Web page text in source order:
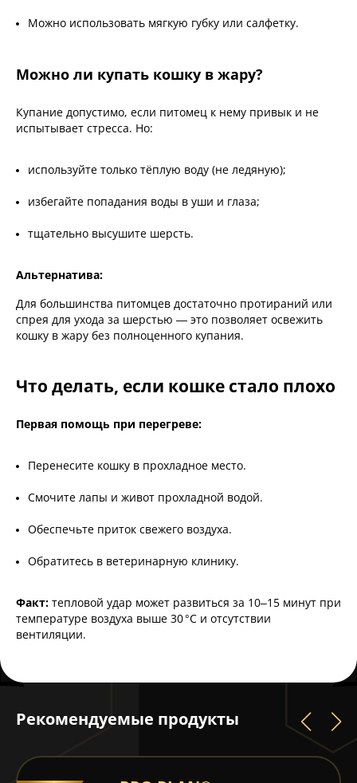
Можно использовать мягкую губку или салфетку.
Можно ли купать кошку в жару?
Купание допустимо, если питомец к нему привык и не
испытывает стресса. Но:
используйте только тёплую воду (не ледяную);
избегайте попадания воды в уши и глаза;
тщательно высушите шерсть.
Альтернатива:
Для большинства питомцев достаточно протираний или
спрея для ухода за шерстью — это позволяет освежить
кошку в жару без полноценного купания.
Что делать, если кошке стало плохо
Первая помощь при перегреве:
Перенесите кошку в прохладное место.
Смочите лапы и живот прохладной водой.
Обеспечьте приток свежего воздуха.
Обратитесь в ветеринарную клинику.
Факт: тепловой удар может развиться за 10–15 минут при
температуре воздуха выше 30 °C и отсутствии
вентиляции.
Рекомендуемые продукты